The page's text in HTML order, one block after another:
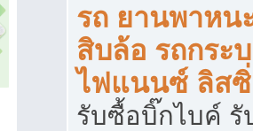
รถ ยานพาหน
สิบล้อ รถกระ
ไฟแนนซ์ ลิส
รับซื้อบิ๊กไบค์